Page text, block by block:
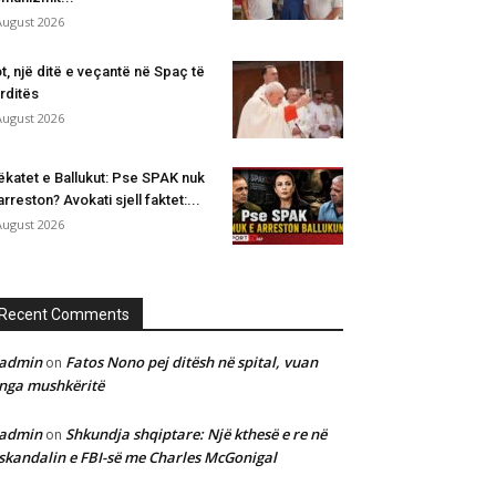
2026
një ditë e veçantë në Spaç të
2026
e Ballukut: Pse SPAK nuk
Avokati sjell faktet:...
2026
Recent Comments
adminon Fatos Nono pej ditësh në spital, vuan
nga mushkëritë
adminon Shkundja shqiptare: Një kthesë e re në
e FBI-së me Charles McGonigal